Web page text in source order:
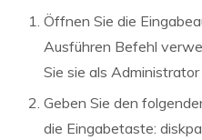
Öffnen Sie die
Ausführen Befehl
Sie sie als
Geben Sie den
die Eingabetaste: